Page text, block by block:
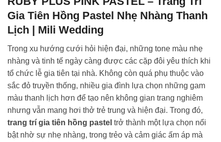
Gia Tiên Hồng Pastel Nhẹ Nhàng Thanh
Lịch | Mili Wedding
Trong xu hướng cưới hỏi hiện đại, những tone màu nhẹ
nhàng và tinh tế ngày càng được các cặp đôi yêu thích khi
tổ chức lễ gia tiên tại nhà. Không còn quá phụ thuộc vào
sắc đỏ truyền thống, nhiều gia đình lựa chọn những gam
màu thanh lịch hơn để tạo nên không gian trang nghiêm
nhưng vẫn mang hơi thở trẻ trung và hiện đại. Trong đó,
trang trí gia tiên hồng pastel trở thành một lựa chọn nổi
bật nhờ sự nhẹ nhàng, trong trẻo và cảm giác ấm áp mà